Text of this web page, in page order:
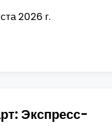
2026 г.
Экспресс-